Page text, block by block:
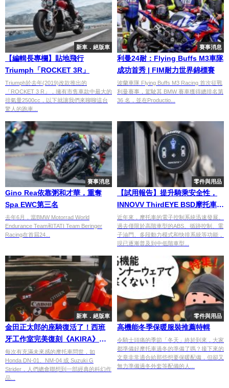
新車．絕版車
【編輯長專欄】貼地飛行
Triumph「ROCKET 3R」
Triumph於去年(2019)改款推出的
「ROCKET 3 R」，擁有市售車款中最大的
排氣量2500cc，以下就讓我們來聊聊這台
驚人的跑車...
賽事消息
利曼24耐：Flying Buffs M3車隊
成功首秀 | FIM耐力世界錦標賽
波蘭車隊 Flying Buffs M3 Racing 首次征戰
利曼賽事，駕駛其 BMW 賽車獲得總排名第
36 名，並在Productio...
賽事消息
Gino Rea依靠粥和才華，重奪
Spa EWC第三名
去年6月，當BMW Motorrad World
Endurance Team和TATI Team Beringer
Racing在首屆24...
零件與用品
【試用報告】提升騎乘安全性，
INNOVV ThirdEYE BSD摩托車專
用盲點偵測系統
近年來，摩托車的電子控制系統迅速發展。
過去僅限於高階車型的ABS、循跡控制、電
子油門、多段動力模式和快排系統等功能，
現已逐漸普及到中低階車型...
新車．絕版車
金田正太郎的座騎復活了！西班
牙工作室完美復刻《AKIRA》經
典坐騎
每次有充滿未來感的摩托車問世，如
Honda DN-01、NM-04 或 Suzuki G
Strider，人們總會聯想到一部經典的科幻作
品...
零件與用品
高機能冬季保暖服裝推薦特輯
令騎士頭痛的季節「冬天」終於到來，大家
都準備好摩托車過冬的準備了嗎？接下來的
文章非常適合給那些想要保暖配備，但卻又
無力準備過冬外套等配備的人...